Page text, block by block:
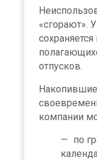
«сгорают».
отпусков.
компании
по